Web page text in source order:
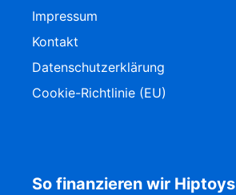
Impressum
Kontakt
Datenschutzerklärung
Cookie-Richtlinie (EU)
So finanzieren wir Hiptoys